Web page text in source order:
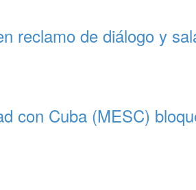
reclamo de diálogo y
con Cuba (MESC)